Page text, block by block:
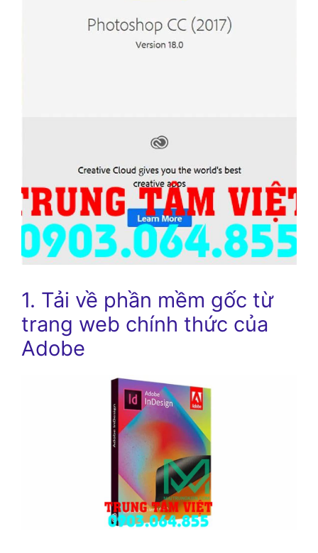
1. Tải về phần mềm gốc từ
trang web chính thức của
Adobe